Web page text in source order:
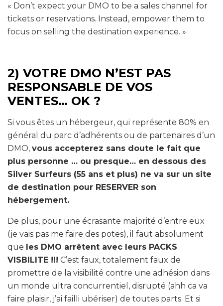
« Don’t expect your DMO to be a sales channel for
tickets or reservations. Instead, empower them to
focus on selling the destination experience. »
2) VOTRE DMO N’EST PAS
RESPONSABLE DE VOS
VENTES… OK ?
Si vous êtes un hébergeur, qui représente 80% en
général du parc d’adhérents ou de partenaires d’un
DMO, vous accepterez sans doute le fait que
plus personne … ou presque… en dessous des
Silver Surfeurs (55 ans et plus) ne va sur un site
de destination pour RESERVER son
hébergement.
De plus, pour une écrasante majorité d’entre eux
(je vais pas me faire des potes), il faut absolument
que les DMO arrêtent avec leurs PACKS
VISBILITE !!! C’est faux, totalement faux de
promettre de la visibilité contre une adhésion dans
un monde ultra concurrentiel, disrupté (ahh ca va
faire plaisir, j’ai failli ubériser) de toutes parts. Et si